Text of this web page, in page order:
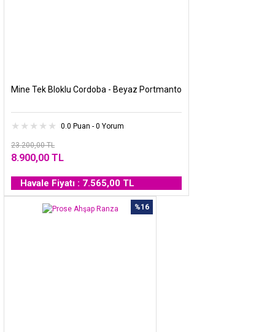
Mine Tek Bloklu Cordoba - Beyaz Portmanto
0.0 Puan - 0 Yorum
23.200,00 TL
8.900,00 TL
Havale Fiyatı : 7.565,00 TL
%16